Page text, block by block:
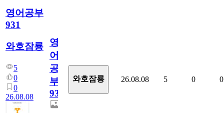
영어공부
931
와호잠룡
5
0
0
26.08.08
영
어
공
부
931
와호잠룡 26.08.08 5 0 0